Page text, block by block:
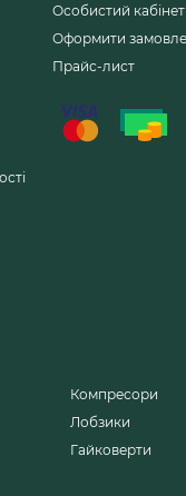
Особистий кабінет
Оформити
Прайс-лист
Компресори
Лобзики
Гайковерти